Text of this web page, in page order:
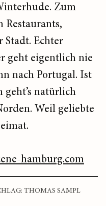
Zum
Restaurants,
Stadt. Echter
geht eigentlich nie
nach Portugal. Ist
geht’s natürlich
Weil geliebte
hamburg.com
THOMAS SAMPL